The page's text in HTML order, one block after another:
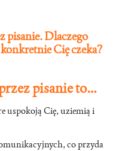
pisanie. Dlaczego
Cię czeka?
pisanie to…
uspokoją Cię, uziemią i
co przyda